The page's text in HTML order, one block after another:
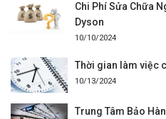
Chi Phí Sửa Chữa
Dyson
10/10/2024
Thời gian làm việc
10/13/2024
Trung Tâm Bảo